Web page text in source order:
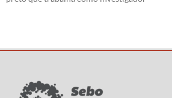
gangsteres perigosos.
Arte:Guarnido